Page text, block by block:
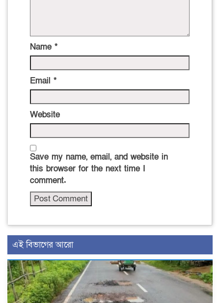
Name *
Email *
Website
Save my name, email, and website in
this browser for the next time I
comment.
এই বিভাগের আরো